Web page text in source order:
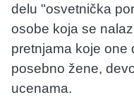
delu "osvetnička
osobe koja se
pretnjama koje one
posebno žene,
ucenama.